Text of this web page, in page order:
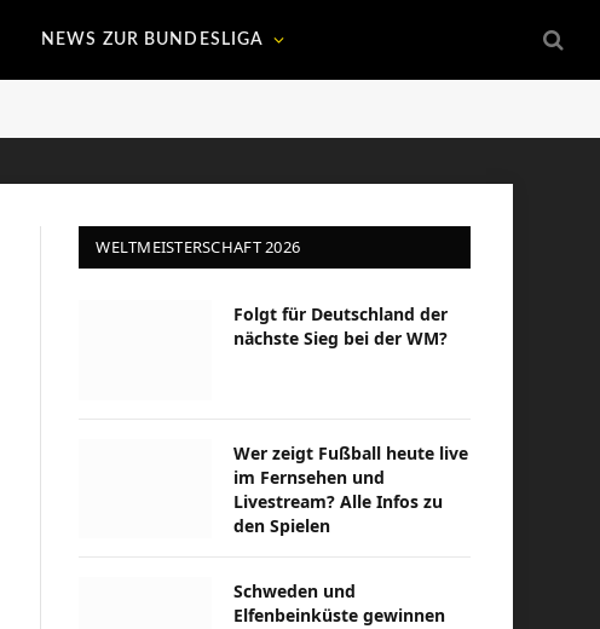
NEWS ZUR BUNDESLIGA
WELTMEISTERSCHAFT 2026
Folgt für Deutschland der
nächste Sieg bei der WM?
Wer zeigt Fußball heute live
im Fernsehen und
Livestream? Alle Infos zu
den Spielen
Schweden und
Elfenbeinküste gewinnen